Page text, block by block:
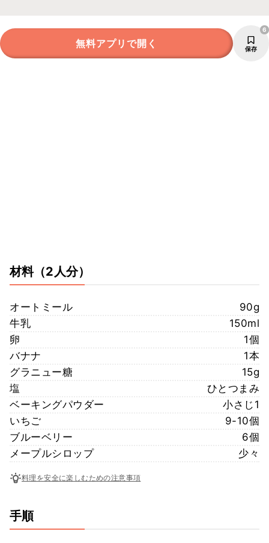
無料アプリで開く 保存
6
材料（2人分）
オートミール
90g
牛乳
150ml
卵
1個
バナナ
1本
グラニュー糖
15g
塩
ひとつまみ
ベーキングパウダー
小さじ1
いちご
9-10個
ブルーベリー
6個
メープルシロップ
少々
料理を安全に楽しむための注意事項
手順